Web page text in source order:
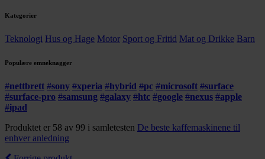
Kategorier
Teknologi Hus og Hage Motor Sport og Fritid Mat og Drikke Barn
Populære emneknagger
#nettbrett #sony #xperia #hybrid #pc #microsoft #surface
#surface-pro #samsung #galaxy #htc #google #nexus #apple
#ipad
Produktet er 58 av 99 i samletesten De beste kaffemaskinene til
enhver anledning